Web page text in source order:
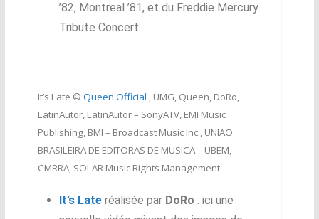
’82, Montreal ’81, et du Freddie Mercury
Tribute Concert
It’s Late © Queen Official , UMG, Queen, DoRo,
LatinAutor, LatinAutor – SonyATV, EMI Music
Publishing, BMI – Broadcast Music Inc., UNIAO
BRASILEIRA DE EDITORAS DE MUSICA – UBEM,
CMRRA, SOLAR Music Rights Management
It’s Late réalisée par DoRo : ici une